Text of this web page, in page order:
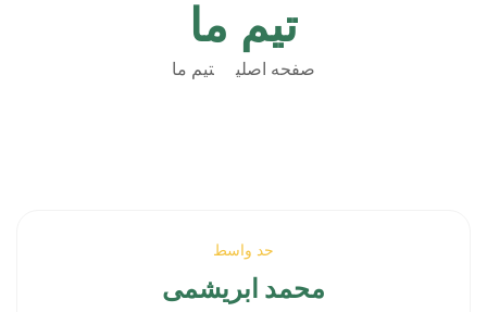
تیم ما
صفحه اصلی تیم ما
حد واسط
محمد ابریشمی